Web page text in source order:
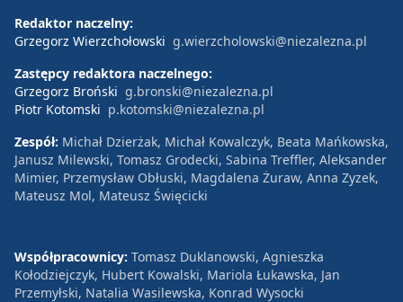
Redaktor naczelny:
Grzegorz Wierzchołowski g.wierzcholowski@niezalezna.pl
Zastępcy redaktora naczelnego:
Grzegorz Broński g.bronski@niezalezna.pl
Piotr Kotomski p.kotomski@niezalezna.pl
Zespół: Michał Dzierżak, Michał Kowalczyk, Beata Mańkowska,
Janusz Milewski, Tomasz Grodecki, Sabina Treffler, Aleksander
Mimier, Przemysław Obłuski, Magdalena Żuraw, Anna Zyzek,
Mateusz Mol, Mateusz Święcicki
Współpracownicy: Tomasz Duklanowski, Agnieszka
Kołodziejczyk, Hubert Kowalski, Mariola Łukawska, Jan
Przemyłski, Natalia Wasilewska, Konrad Wysocki